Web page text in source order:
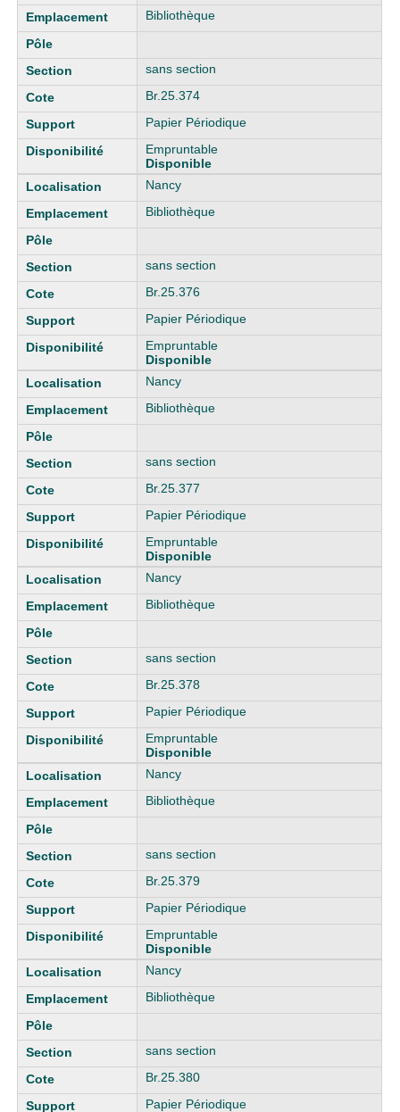
Bibliothèque
sans section
Br.25.374
Papier Périodique
Empruntable
Disponible
Nancy
Bibliothèque
sans section
Br.25.376
Papier Périodique
Empruntable
Disponible
Nancy
Bibliothèque
sans section
Br.25.377
Papier Périodique
Empruntable
Disponible
Nancy
Bibliothèque
sans section
Br.25.378
Papier Périodique
Empruntable
Disponible
Nancy
Bibliothèque
sans section
Br.25.379
Papier Périodique
Empruntable
Disponible
Nancy
Bibliothèque
sans section
Br.25.380
Papier Périodique